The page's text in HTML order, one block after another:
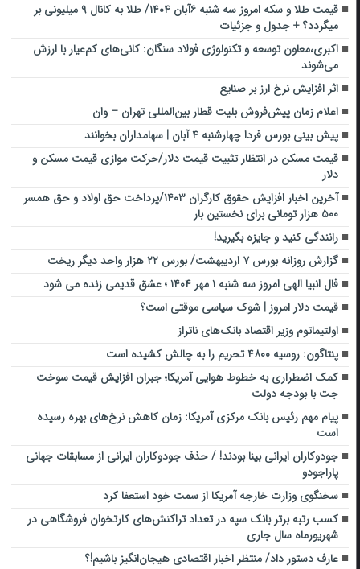
قیمت طلا و سکه امروز سه شنبه ۶آبان ۱۴۰۴/ طلا به کانال ۹ میلیونی بر
میگردد؟ + جدول و جزئیات
اکبری،معاون توسعه‌ و تکنولوژی فولاد سنگان: کانی‌های کم‌عیار با ارزش
می‌شوند
اثر افزایش نرخ ارز بر صنایع
اعلام زمان پیش‌فروش بلیت قطار بین‌المللی تهران – وان
پیش بینی بورس فردا چهارشنبه ۴ آبان | سهامداران بخوانند
قیمت مسکن در انتظار تثبیت قیمت دلار/حرکت موازی قیمت مسکن و
دلار
آخرین اخبار افزایش حقوق کارگران ۱۴۰۳/پرداخت حق اولاد و حق همسر
۵۰۰ هزار تومانی برای نخستین بار
رانندگی کنید و جایزه بگیرید!
گزارش روزانه بورس ۷ اردیبهشت/ بورس ۲۲ هزار واحد دیگر ریخت
فال انبیا الهی امروز سه شنبه ۱ مهر ۱۴۰۴ ؛ عشق قدیمی زنده می شود
قیمت دلار امروز | شوک سیاسی موقتی است؟
اولتیماتوم وزیر اقتصاد بانک‌های ناتراز
پنتاگون: روسیه ۴۸۰۰ تحریم را به چالش کشیده است
کمک اضطراری به خطوط هوایی آمریکا؛ جبران افزایش قیمت سوخت
جت با بودجه دولت
پیام مهم رئیس بانک مرکزی آمریکا: زمان کاهش نرخ‌های بهره رسیده
است
جودوکاران ایرانی بینا بودند! / حذف جودوکاران ایرانی از مسابقات جهانی
پاراجودو
سخنگوی وزارت خارجه آمریکا از سمت خود استعفا کرد
کسب رتبه برتر بانک سپه در تعداد تراکنش‌های کارتخوان فروشگاهی در
شهریورماه ‌سال جاری
عارف دستور داد/ منتظر اخبار اقتصادی هیجان‌انگیز باشیم!؟